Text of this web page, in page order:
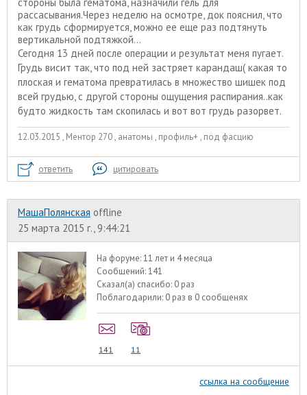
рассасывания.Через неделю на осмотре, док пояснил, что
как грудь сформируется, можно ее еще раз подтянуть
вертикальной подтяжкой...
Сегодня 13 дней после операции и результат меня пугает.
Грудь висит так, что под ней застряет карандаш( какая то
плоская и гематома превратилась в множество шишек под
всей грудью, с другой стороны ощущения распирания..как
будто жидкость там скопилась и вот вот грудь разорвет.
12.03.2015 , Ментор 270 , анатомы , профиль+ , под фасцию
ответить цитировать
МашаПолянская offline
25 марта 2015 г., 9:44:21
На форуме:11 лет и 4 месяца
Сообщений:141
Сказал(а) спасибо: 0 раз
Поблагодарили: 0 раз в 0 сообщенях
141 11
ссылка на сообщение